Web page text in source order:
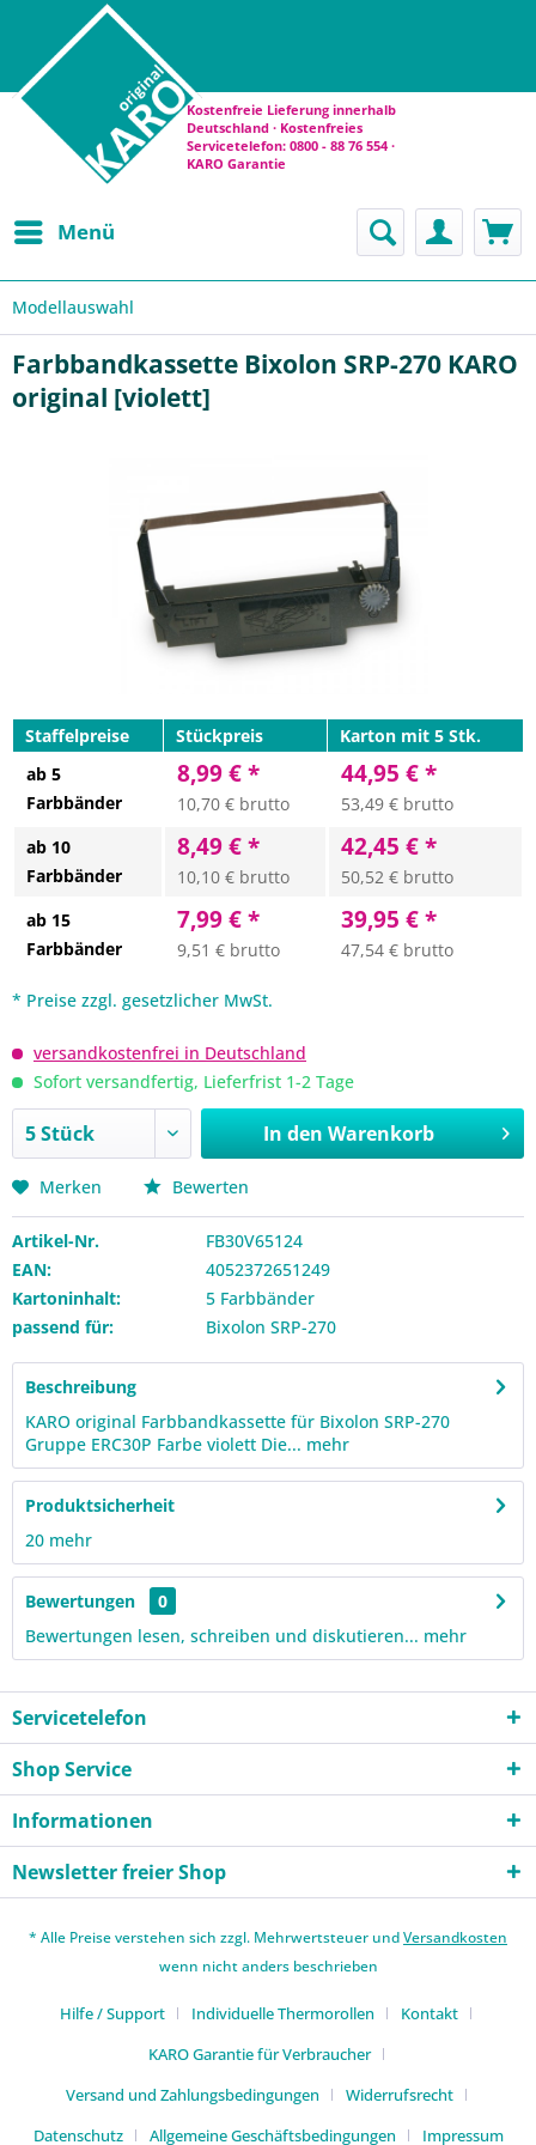
Kostenfreie Lieferung innerhalb
Deutschland · Kostenfreies
Servicetelefon: 0800 - 88 76 554 ·
KARO Garantie
Menü
Modellauswahl
Farbbandkassette Bixolon SRP-270 KARO
original [violett]
Staffelpreise Stückpreis
Karton mit 5 Stk.
ab 5
Farbbänder
8,99 € *
10,70 € brutto
44,95 € *
53,49 € brutto
ab 10
Farbbänder
8,49 € *
10,10 € brutto
42,45 € *
50,52 € brutto
ab 15
Farbbänder
7,99 € *
9,51 € brutto
39,95 € *
47,54 € brutto
* Preise zzgl. gesetzlicher MwSt.
versandkostenfrei in Deutschland
Sofort versandfertig, Lieferfrist 1-2 Tage
In den Warenkorb
Merken Bewerten
Artikel-Nr.
FB30V65124
EAN:
4052372651249
Kartoninhalt:
5 Farbbänder
passend für:
Bixolon SRP-270
Beschreibung
KARO original Farbbandkassette für Bixolon SRP-270
Gruppe ERC30P Farbe violett Die... mehr
Produktsicherheit
20 mehr
Bewertungen
0
Bewertungen lesen, schreiben und diskutieren... mehr
Servicetelefon
Shop Service
Informationen
Newsletter freier Shop
* Alle Preise verstehen sich zzgl. Mehrwertsteuer undVersandkosten
wenn nicht anders beschrieben
Hilfe / Support Individuelle Thermorollen
Kontakt
KARO Garantie für Verbraucher
Versand und Zahlungsbedingungen
Widerrufsrecht
Datenschutz
Allgemeine Geschäftsbedingungen Impressum